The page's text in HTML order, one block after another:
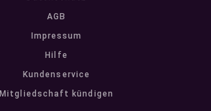
AGB
Impressum
Hilfe
Kundenservice
Mitgliedschaft kündigen